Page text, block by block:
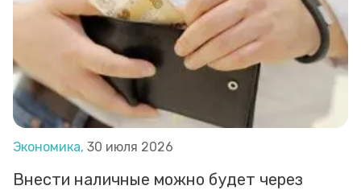
Экономика, 30 июля 2026
Внести наличные можно будет через